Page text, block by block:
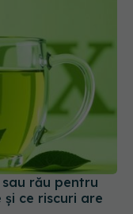
rău pentru
ce riscuri are